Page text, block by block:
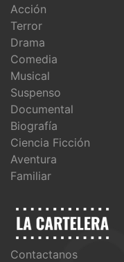
Acción
Terror
Drama
Comedia
Musical
Suspenso
Documental
Biografía
Ciencia Ficción
Aventura
Familiar
Contactanos